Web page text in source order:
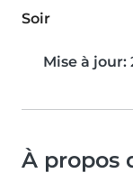
Soir
Mise à jour:
À propos